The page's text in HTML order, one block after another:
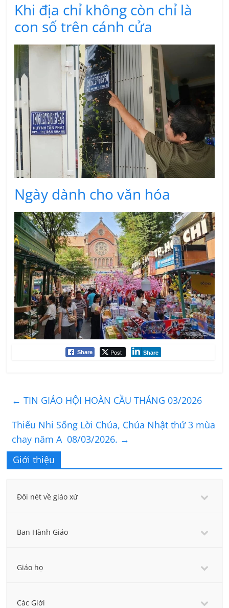
Khi địa chỉ không còn chỉ là
con số trên cánh cửa
Ngày dành cho văn hóa
Share Post Share
← TIN GIÁO HỘI HOÀN CẦU THÁNG 03/2026
Thiếu Nhi Sống Lời Chúa, Chúa Nhật thứ 3 mùa
chay năm A 08/03/2026. →
Giới thiệu
Đôi nét về giáo xứ
Ban Hành Giáo
Giáo họ
Các Giới